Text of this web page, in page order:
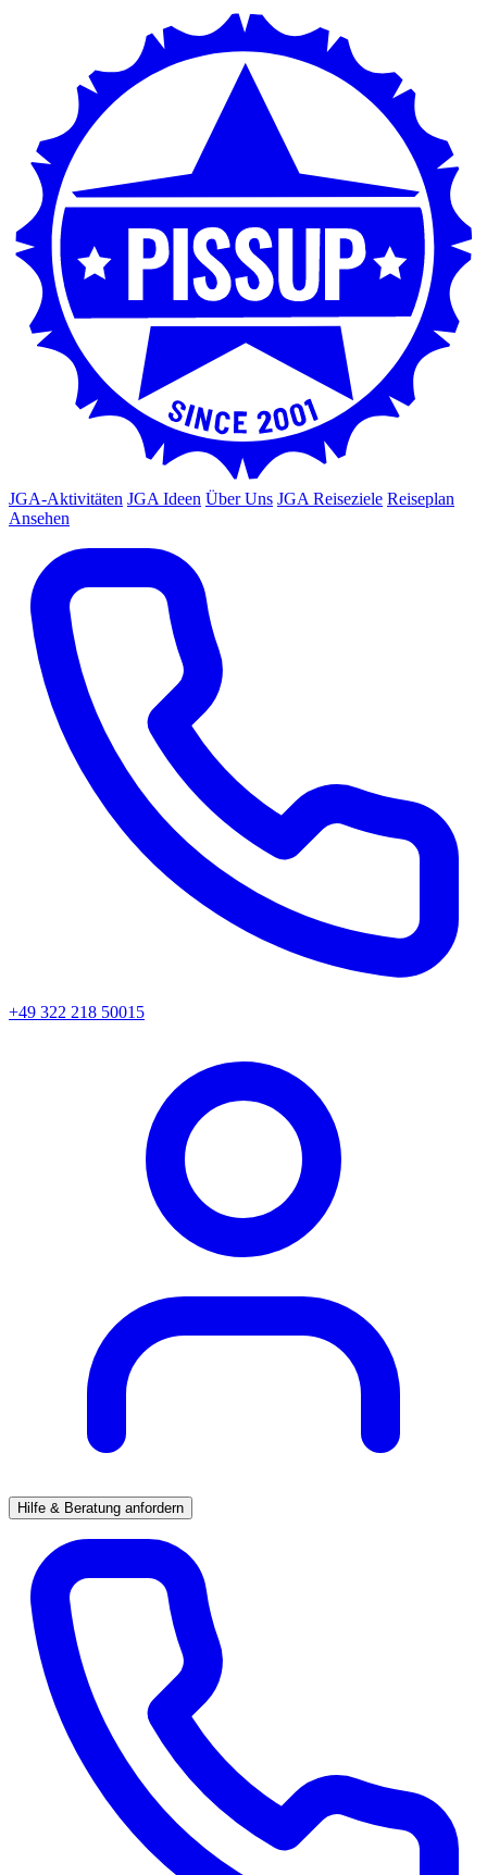
JGA-Aktivitäten JGA Ideen Über Uns JGA Reiseziele Reiseplan
Ansehen
+49 322 218 50015
Hilfe & Beratung anfordern